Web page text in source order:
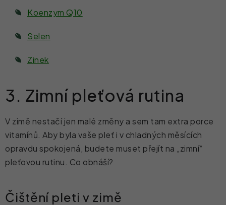
Koenzym Q10
Selen
Zinek
3. Zimní pleťová rutina
V zimě nestačí jen malé změny a sem tam extra porce
vitamínů. Aby byla vaše pleť i v chladných měsících
opravdu spokojená, budete muset přejít na
zimní“
pleťovou rutinu. Co obnáší?
Čištění pleti v zimě